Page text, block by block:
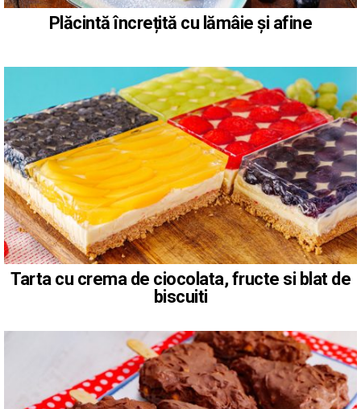
Plăcintă încrețită cu lămâie și afine
Tarta cu crema de ciocolata, fructe si blat de
biscuiti